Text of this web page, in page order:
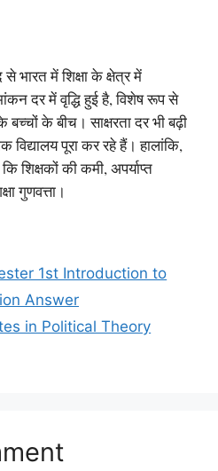
भारत में शिक्षा के क्षेत्र में
दर में वृद्धि हुई है, विशेष रूप से
के बीच। साक्षरता दर भी बढ़ी
पूरा कर रहे हैं। हालांकि,
शिक्षकों की कमी, अपर्याप्त
गुणवत्ता।
1st Introduction to
Answer
in Political Theory